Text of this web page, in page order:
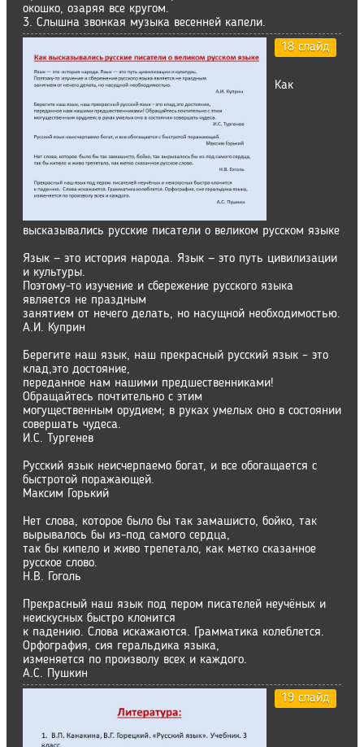
окошко, озаряя все кругом.
3. Слышна звонкая музыка весенней капели.
18 слайд
Как
высказывались русские писатели о великом русском языке
Язык — это история народа. Язык — это путь цивилизации
и культуры.
Поэтому-то изучение и сбережение русского языка
является не праздным
занятием от нечего делать, но насущной необходимостью.
А.И. Куприн
Берегите наш язык, наш прекрасный русский язык – это
клад,это достояние,
переданное нам нашими предшественниками!
Обращайтесь почтительно с этим
могущественным орудием; в руках умелых оно в состоянии
совершать чудеса.
И.С. Тургенев
Русский язык неисчерпаемо богат, и все обогащается с
быстротой поражающей.
Максим Горький
Нет слова, которое было бы так замашисто, бойко, так
вырывалось бы из-под самого сердца,
так бы кипело и живо трепетало, как метко сказанное
русское слово.
Н.В. Гоголь
Прекрасный наш язык под пером писателей неучёных и
неискусных быстро клонится
к падению. Слова искажаются. Грамматика колеблется.
Орфография, сия геральдика языка,
изменяется по произволу всех и каждого.
А.С. Пушкин
19 слайд